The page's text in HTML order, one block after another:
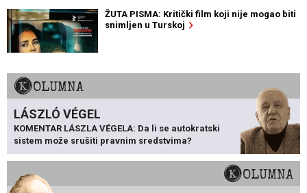
ŽUTA PISMA: Kritički film koji nije mogao biti
snimljen u Turskoj
KOLUMNA
LÁSZLÓ VÉGEL
KOMENTAR LÁSZLA VÉGELA: Da li se autokratski
sistem može srušiti pravnim sredstvima?
KOLUMNA